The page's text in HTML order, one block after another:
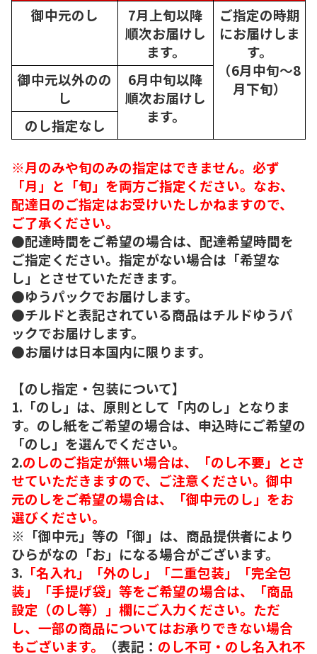
御中元のし
7月上旬以降
順次お届けし
ます。
ご指定の時期
にお届けしま
す。
（6月中旬～8
月下旬）
御中元以外のの
し
6月中旬以降
順次お届けし
ます。
のし指定なし
※月のみや旬のみの指定はできません。必ず
「月」と「旬」を両方ご指定ください。なお、
配達日のご指定はお受けいたしかねますので、
ご了承ください。
●配達時間をご希望の場合は、配達希望時間を
ご指定ください。指定がない場合は「希望な
し」とさせていただきます。
●ゆうパックでお届けします。
●チルドと表記されている商品はチルドゆうパ
ックでお届けします。
●お届けは日本国内に限ります。
【のし指定・包装について】
1.「のし」は、原則として「内のし」となりま
す。のし紙をご希望の場合は、申込時にご希望の
「のし」を選んでください。
2.のしのご指定が無い場合は、「のし不要」とさ
せていただきますので、ご注意ください。御中
元のしをご希望の場合は、「御中元のし」をお
選びください。
※「御中元」等の「御」は、商品提供者により
ひらがなの「お」になる場合がございます。
3. 「名入れ」「外のし」「二重包装」「完全包
装」「手提げ袋」等をご希望の場合は、「商品
設定（のし等）」欄にご入力ください。ただ
し、一部の商品についてはお承りできない場合
もございます。
（表記： のし不可・のし名入れ不